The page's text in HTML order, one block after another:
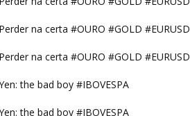
na certa #OURO #GOLD #EURUSD
na certa #OURO #GOLD #EURUSD
the bad boy #IBOVESPA
the bad boy #IBOVESPA